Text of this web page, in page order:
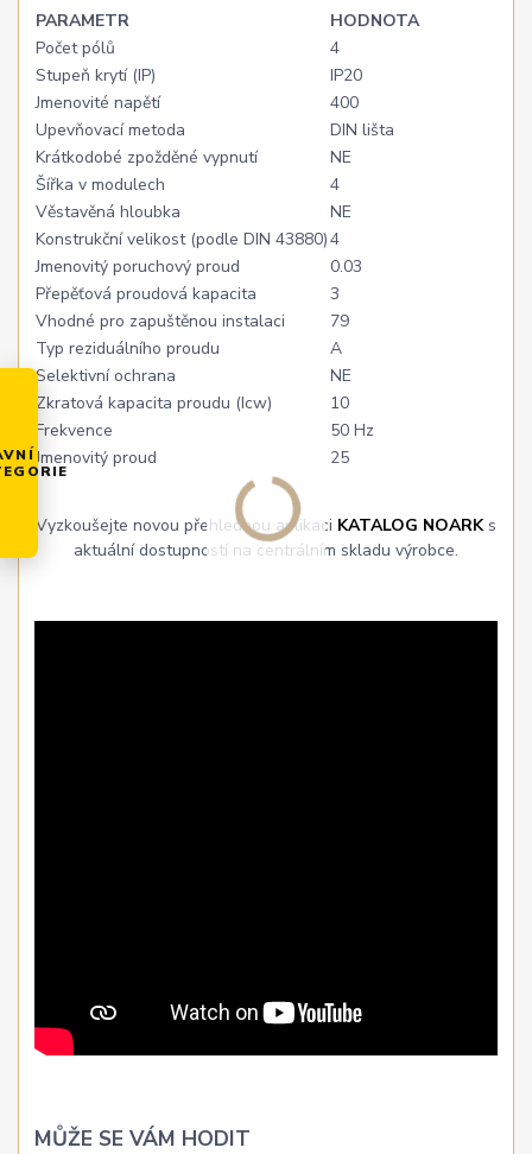
PARAMETR
HODNOTA
Počet pólů
4
Stupeň krytí (IP)
IP20
Jmenovité napětí
400
Upevňovací metoda
DIN lišta
Krátkodobé zpožděné vypnutí
NE
Šířka v modulech
4
Věstavěná hloubka
NE
Konstrukční velikost (podle DIN 43880)4
Jmenovitý poruchový proud
0.03
Přepěťová proudová kapacita
3
Vhodné pro zapuštěnou instalaci
79
Typ reziduálního proudu
A
Selektivní ochrana
NE
Zkratová kapacita proudu (Icw)
10
Frekvence
50 Hz
Jmenovitý proud
25
Vyzkoušejte novou přehlednou aplikaci KATALOG NOARKs
aktuální dostupností na centrálním skladu výrobce.
MŮŽE SE VÁM HODIT